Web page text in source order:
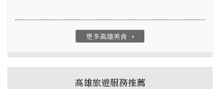
更多高雄美食 arrow_right
高雄旅遊服務推薦